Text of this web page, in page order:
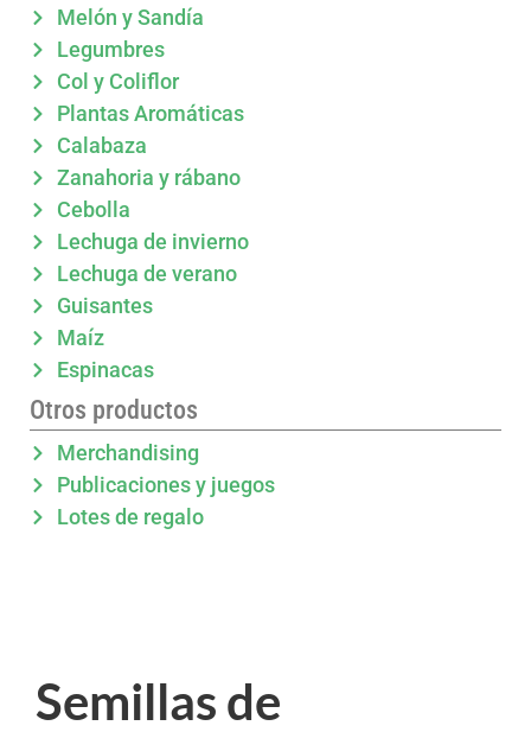
Melón y Sandía
Legumbres
Col y Coliflor
Plantas Aromáticas
Calabaza
Zanahoria y rábano
Cebolla
Lechuga de invierno
Lechuga de verano
Guisantes
Maíz
Espinacas
Otros productos
Merchandising
Publicaciones y juegos
Lotes de regalo
Semillas de